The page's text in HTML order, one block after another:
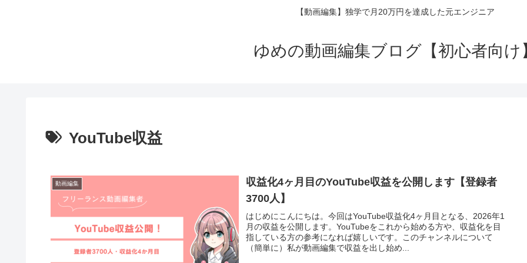
【動画編集】独学で月20万円を達成した元エンジニア
ゆめの動画編集ブログ【初心者向け
YouTube収益
動画編集
収益化4ヶ月目のYouTube収益を公開します【登録者
3700人】
はじめにこんにちは。今回はYouTube収益化4ヶ月目となる、2026年1
月の収益を公開します。YouTubeをこれから始める方や、収益化を目
指している方の参考になれば嬉しいです。このチャンネルについて
（簡単に）私が動画編集で収益を出し始め...